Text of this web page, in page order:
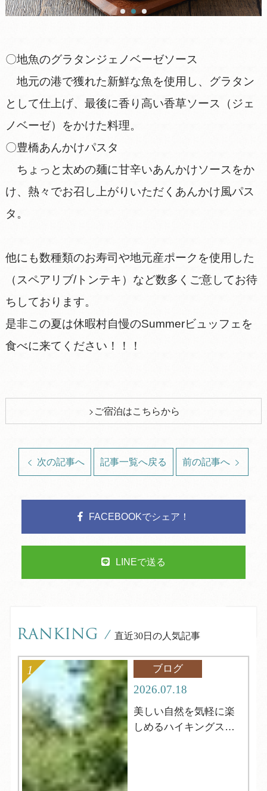
〇地魚のグラタンジェノベーゼソース
地元の港で獲れた新鮮な魚を使用し、グラタン
として仕上げ、最後に香り高い香草ソース（ジェ
ノベーゼ）をかけた料理。
〇豊橋あんかけパスタ
ちょっと太めの麺に甘辛いあんかけソースをか
け、熱々でお召し上がりいただくあんかけ風パス
タ。
他にも数種類のお寿司や地元産ポークを使用した
（スペアリブ/トンテキ）など数多くご意してお待
ちしております。
是非この夏は休暇村自慢のSummerビュッフェを
食べに来てください！！！
ご宿泊はこちらから
次の記事へ 記事一覧へ戻る 前の記事へ
FACEBOOKでシェア！
LINEで送る
RANKING / 直近30日の人気記事
ブログ
2026.07.18
美しい自然を気軽に楽
しめるハイキングスポ